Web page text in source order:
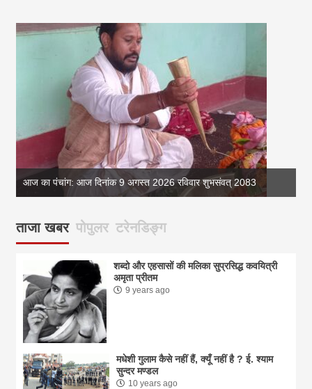
आज का पंचांग: आज दिनांक 9 अगस्त 2026 रविवार शुभसंवत् 2083
ताजा खबर पोपुलर टरेनडिङ्ग
शब्दो और एहसासों की मलिका सुप्रसिद्ध कवयित्री
अमृता प्रीतम
9 years ago
मधेशी गुलाम कैसे नहीं हैं, क्यूँ नहीं है ? ई. श्याम
सुन्दर मण्डल
10 years ago